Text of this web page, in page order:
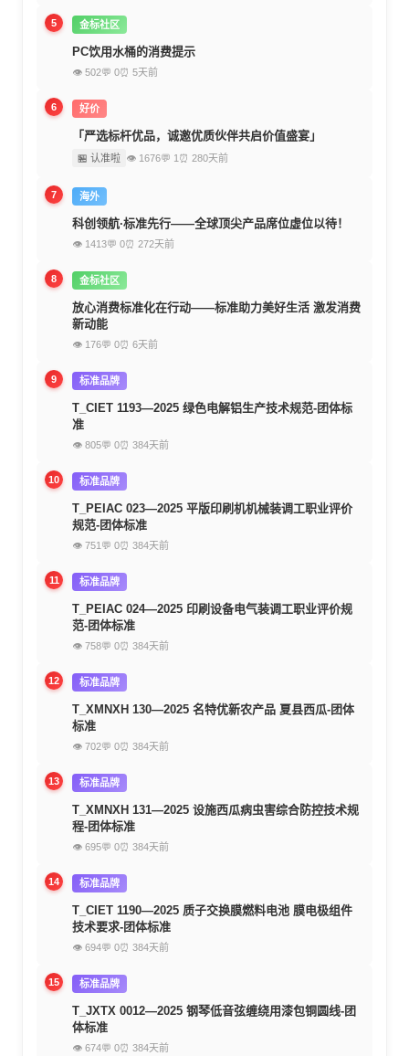
5 金标社区
PC饮用水桶的消费提示
👁 502💬 0⏰ 5天前
6 好价
「严选标杆优品，诚邀优质伙伴共启价值盛宴」
🏪 认准啦 👁 1676💬 1 ⏰ 280天前
7 海外
科创领航·标准先行——全球顶尖产品席位虚位以待！
👁 1413💬 0⏰ 272天前
8 金标社区
放心消费标准化在行动——标准助力美好生活 激发消费
新动能
👁 176💬 0⏰ 6天前
9 标准品牌
T_CIET 1193—2025 绿色电解铝生产技术规范-团体标
准
👁 805💬 0⏰ 384天前
10 标准品牌
T_PEIAC 023—2025 平版印刷机机械装调工职业评价
规范-团体标准
👁 751 💬 0⏰ 384天前
11 标准品牌
T_PEIAC 024—2025 印刷设备电气装调工职业评价规
范-团体标准
👁 758💬 0⏰ 384天前
12 标准品牌
T_XMNXH 130—2025 名特优新农产品 夏县西瓜-团体
标准
👁 702💬 0⏰ 384天前
13 标准品牌
T_XMNXH 131—2025 设施西瓜病虫害综合防控技术规
程-团体标准
👁 695💬 0⏰ 384天前
14 标准品牌
T_CIET 1190—2025 质子交换膜燃料电池 膜电极组件
技术要求-团体标准
👁 694💬 0⏰ 384天前
15 标准品牌
T_JXTX 0012—2025 钢琴低音弦缠绕用漆包铜圆线-团
体标准
👁 674💬 0⏰ 384天前